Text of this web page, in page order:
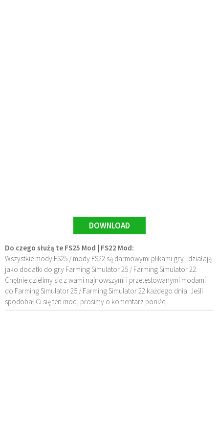
DOWNLOAD
Do czego służą te FS25 Mod | FS22 Mod:
Wszystkie mody FS25 / mody FS22 są darmowymi plikami gry i działają
jako dodatki do gry Farming Simulator 25 / Farming Simulator 22.
Chętnie dzielimy się z wami najnowszymi i przetestowanymi modami
do Farming Simulator 25 / Farming Simulator 22 każdego dnia. Jeśli
spodobał Ci się ten mod, prosimy o komentarz poniżej.